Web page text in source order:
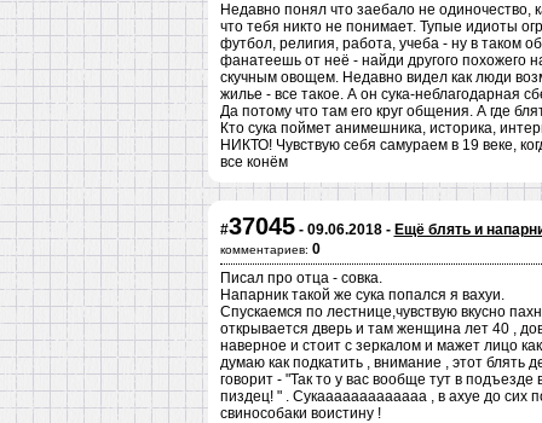
Недавно понял что заебало не
что тебя никто не понимает. Тупые идиоты
футбол, религия, работа, учеба - ну в таком
фанатеешь от неё - найди другого похожего
скучным овощем. Недавно видел как люди
жилье - все такое. А он сука-неблагодарная
Да потому что там его круг общения. А где
Кто сука поймет анимешника, историка,
НИКТО! Чувствую себя самураем в 19 веке,
все конём
#37045- 09.06.2018 - Ещё блять и
комментариев: 0
Писал про отца - совка.
Напарник такой же сука попался я вахуи.
Спускаемся по лестнице,чувствую вкусно
открывается дверь и там женщина лет 40 ,
наверное и стоит с зеркалом и мажет лицо
думаю как подкатить , внимание , этот блять
говорит - "Так то у вас вообще тут в
пиздец! " . Сукааааааааааааа , в ахуе до сих
свинособаки воистину !